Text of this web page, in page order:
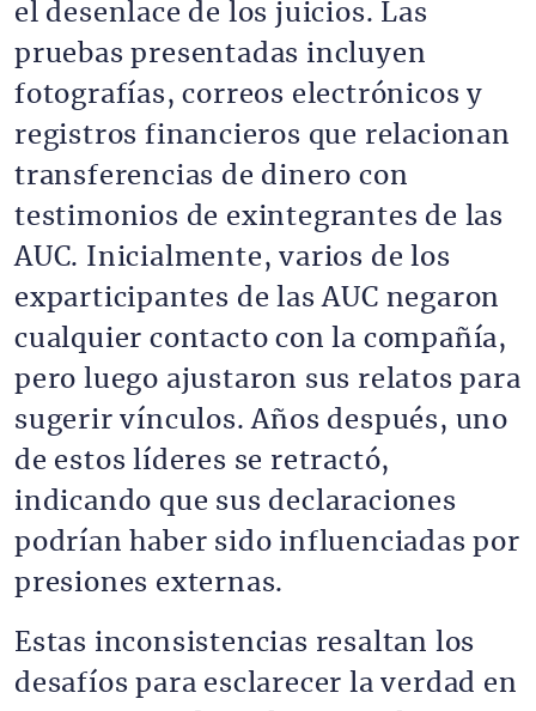
el desenlace de los juicios. Las
pruebas presentadas incluyen
fotografías, correos electrónicos y
registros financieros que relacionan
transferencias de dinero con
testimonios de exintegrantes de las
AUC. Inicialmente, varios de los
exparticipantes de las AUC negaron
cualquier contacto con la compañía,
pero luego ajustaron sus relatos para
sugerir vínculos. Años después, uno
de estos líderes se retractó,
indicando que sus declaraciones
podrían haber sido influenciadas por
presiones externas.
Estas inconsistencias resaltan los
desafíos para esclarecer la verdad en